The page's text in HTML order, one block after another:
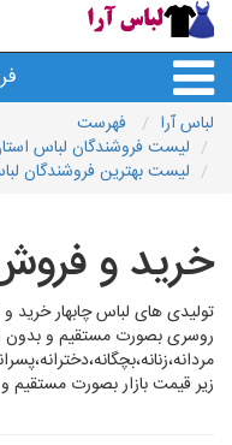
لباس آرا
فهرست
لیست فروشندگان لباس
لیست بهترین فروشندگان
خرید و
تولیدی های لباس چابهار
روسری بصورت مستقیم و بدون
زیر قیمت بازار بصورت مستقیم